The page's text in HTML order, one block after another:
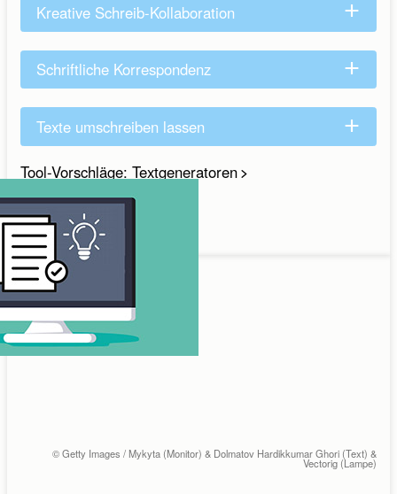
Kreative Schreib-Kollaboration
Schriftliche Korrespondenz
Texte umschreiben lassen
Tool-Vorschläge: Textgeneratoren
Schreiben
© Getty Images / Mykyta (Monitor) & Dolmatov Hardikkumar Ghori (Text) &
Vectorig (Lampe)